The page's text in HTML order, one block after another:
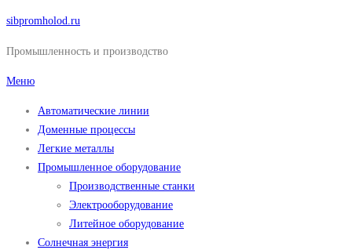
Перейти
содержимому
sibpromholod.ru
Промышленность и производство
Меню
Автоматические линии
Доменные процессы
Легкие металлы
Промышленное оборудование
Производственные станки
Электрооборудование
Литейное оборудование
Солнечная энергия